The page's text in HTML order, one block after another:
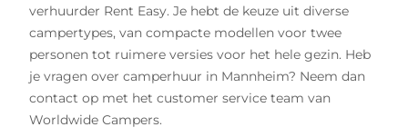
verhuurder Rent Easy. Je hebt de keuze uit diverse
campertypes, van compacte modellen voor twee
personen tot ruimere versies voor het hele gezin. Heb
je vragen over camperhuur in Mannheim? Neem dan
contact op met het customer service team van
Worldwide Campers.